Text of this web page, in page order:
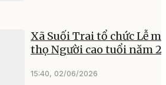
Xã Suối Trai tổ chức Lễ
thọ Người cao tuổi năm
15:40, 02/06/2026